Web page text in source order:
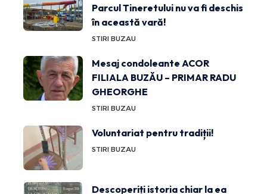
Parcul Tineretului nu va fi deschis
în această vară!
STIRI BUZAU
Mesaj condoleante ACOR
FILIALA BUZĂU – PRIMAR RADU
GHEORGHE
STIRI BUZAU
Voluntariat pentru tradiții!
STIRI BUZAU
Descoperiți istoria chiar la ea